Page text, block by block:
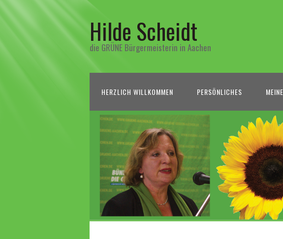
Hilde Scheidt
die GRÜNE Bürgermeisterin in Aachen
HERZLICH WILLKOMMEN PERSÖNLICHES